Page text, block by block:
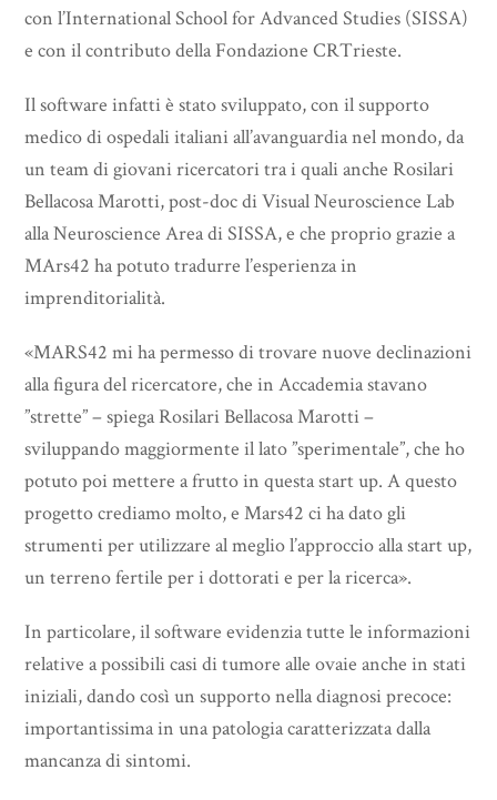
con l’International School for Advanced Studies (SISSA)
e con il contributo della Fondazione CRTrieste.
Il software infatti è stato sviluppato, con il supporto
medico di ospedali italiani all’avanguardia nel mondo, da
un team di giovani ricercatori tra i quali anche Rosilari
Bellacosa Marotti, post-doc di Visual Neuroscience Lab
alla Neuroscience Area di SISSA, e che proprio grazie a
MArs42 ha potuto tradurre l’esperienza in
imprenditorialità.
«MARS42 mi ha permesso di trovare nuove declinazioni
alla figura del ricercatore, che in Accademia stavano
”strette” – spiega Rosilari Bellacosa Marotti –
sviluppando maggiormente il lato ”sperimentale”, che ho
potuto poi mettere a frutto in questa start up. A questo
progetto crediamo molto, e Mars42 ci ha dato gli
strumenti per utilizzare al meglio l’approccio alla start up,
un terreno fertile per i dottorati e per la ricerca».
In particolare, il software evidenzia tutte le informazioni
relative a possibili casi di tumore alle ovaie anche in stati
iniziali, dando così un supporto nella diagnosi precoce:
importantissima in una patologia caratterizzata dalla
mancanza di sintomi.